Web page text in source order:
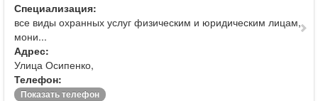
Специализация:
все виды охранных услуг физическим и юридическим лицам,
мони...
Адрес:
Улица Осипенко,
Телефон:
Показать телефон